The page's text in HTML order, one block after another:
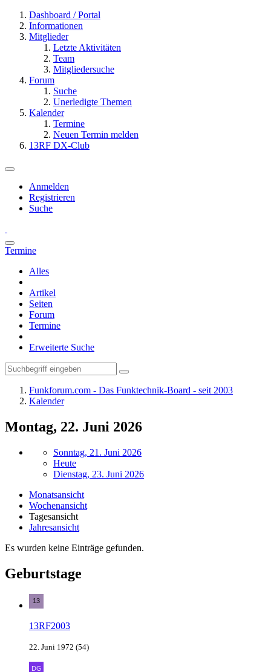
Dashboard / Portal
Informationen
Mitglieder
Letzte Aktivitäten
Team
Mitgliedersuche
Forum
Suche
Unerledigte Themen
Kalender
Termine
Neuen Termin melden
13RF DX-Club
Anmelden
Registrieren
Suche
Termine
Alles
Artikel
Seiten
Forum
Termine
Erweiterte Suche
Funkforum.com - Das Funktechnik-Board - seit 2003
Kalender
Montag, 22. Juni 2026
Sonntag, 21. Juni 2026
Heute
Dienstag, 23. Juni 2026
Monatsansicht
Wochenansicht
Tagesansicht
Jahresansicht
Es wurden keine Einträge gefunden.
Geburtstage
13RF2003
22. Juni 1972 (54)